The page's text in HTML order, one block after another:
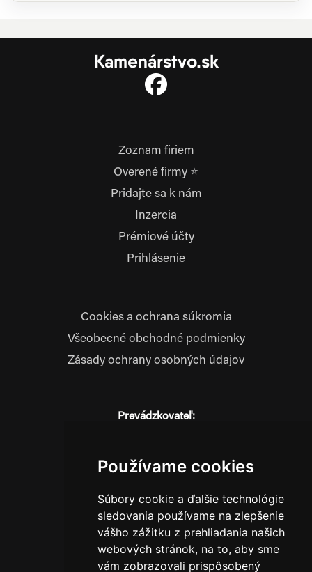
Používame cookies
Súbory cookie a ďalšie technológie
sledovania používame na zlepšenie
vášho zážitku z prehliadania našich
webových stránok, na to, aby sme
vám zobrazovali prispôsobený
Kamenárstvo.sk
Zoznam firiem
Overené firmy ⭐
Pridajte sa k nám
Inzercia
Prémiové účty
Prihlásenie
Cookies a ochrana súkromia
Všeobecné obchodné podmienky
Zásady ochrany osobných údajov
Prevádzkovateľ:
014 01 Bytča
DIČ: 2121076738
0911 955 646